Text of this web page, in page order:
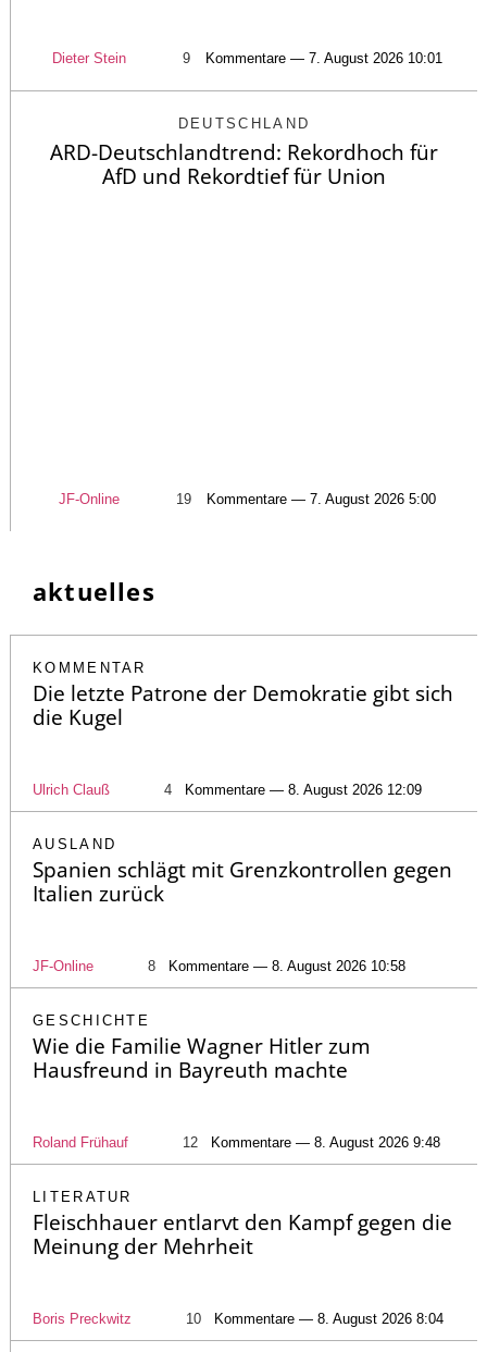
Dieter Stein 9 Kommentare — 7. August 2026 10:01
DEUTSCHLAND
ARD-Deutschlandtrend: Rekordhoch für
AfD und Rekordtief für Union
JF-Online 19 Kommentare — 7. August 2026 5:00
aktuelles
KOMMENTAR
Die letzte Patrone der Demokratie gibt sich
die Kugel
Ulrich Clauß 4 Kommentare — 8. August 2026 12:09
AUSLAND
Spanien schlägt mit Grenzkontrollen gegen
Italien zurück
JF-Online 8 Kommentare — 8. August 2026 10:58
GESCHICHTE
Wie die Familie Wagner Hitler zum
Hausfreund in Bayreuth machte
Roland Frühauf 12 Kommentare — 8. August 2026 9:48
LITERATUR
Fleischhauer entlarvt den Kampf gegen die
Meinung der Mehrheit
Boris Preckwitz 10 Kommentare — 8. August 2026 8:04